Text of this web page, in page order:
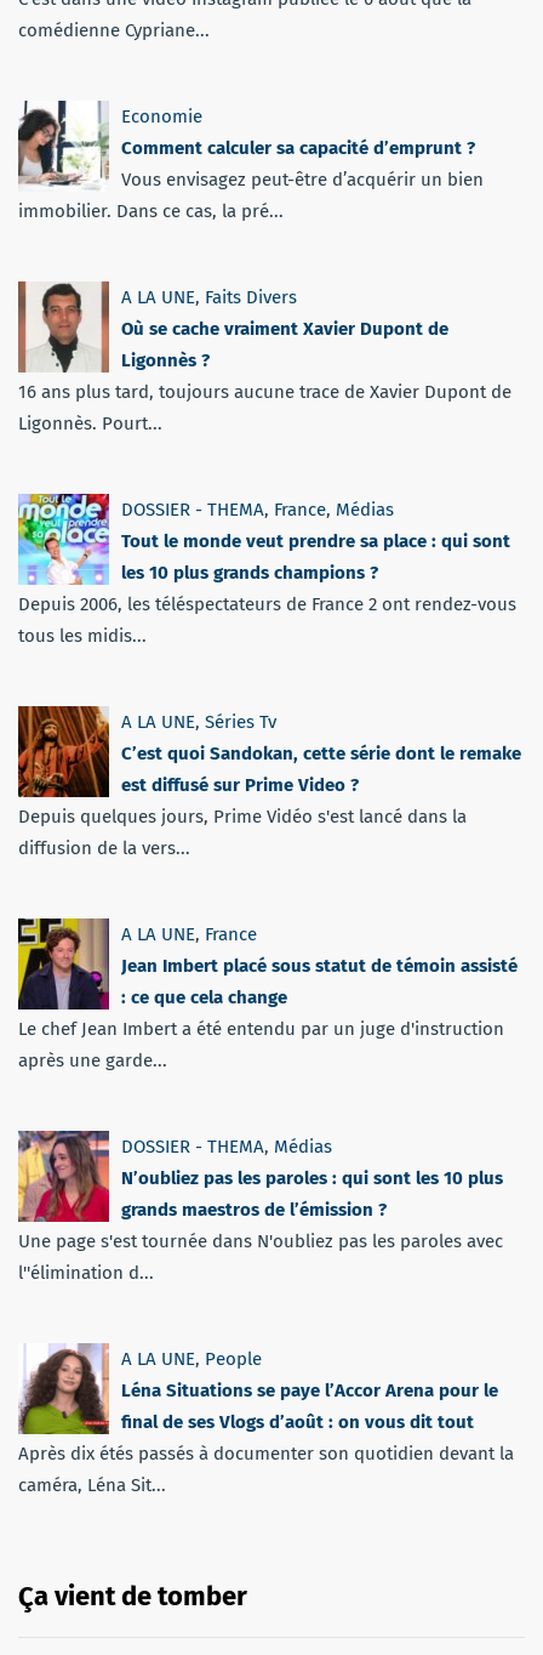
comédienne Cypriane...
Economie
Comment calculer sa capacité d’emprunt ?
Vous envisagez peut-être d’acquérir un bien
immobilier. Dans ce cas, la pré...
A LA UNE, Faits Divers
Où se cache vraiment Xavier Dupont de
Ligonnès ?
16 ans plus tard, toujours aucune trace de Xavier Dupont de
Ligonnès. Pourt...
DOSSIER - THEMA, France, Médias
Tout le monde veut prendre sa place : qui sont
les 10 plus grands champions ?
Depuis 2006, les téléspectateurs de France 2 ont rendez-vous
tous les midis...
A LA UNE, Séries Tv
C’est quoi Sandokan, cette série dont le remake
est diffusé sur Prime Video ?
Depuis quelques jours, Prime Vidéo s'est lancé dans la
diffusion de la vers...
A LA UNE, France
Jean Imbert placé sous statut de témoin assisté
: ce que cela change
Le chef Jean Imbert a été entendu par un juge d'instruction
après une garde...
DOSSIER - THEMA, Médias
N’oubliez pas les paroles : qui sont les 10 plus
grands maestros de l’émission ?
Une page s'est tournée dans N'oubliez pas les paroles avec
l''élimination d...
A LA UNE, People
Léna Situations se paye l’Accor Arena pour le
final de ses Vlogs d’août : on vous dit tout
Après dix étés passés à documenter son quotidien devant la
caméra, Léna Sit...
Ça vient de tomber